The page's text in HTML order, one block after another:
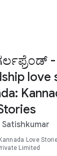
love
Kannada Love
Limited